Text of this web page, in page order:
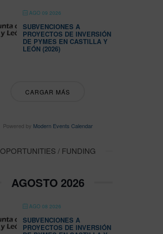
AGO 09 2026
SUBVENCIONES A
PROYECTOS DE INVERSIÓN
DE PYMES EN CASTILLA Y
LEÓN (2026)
CARGAR MÁS
Powered by Modern Events Calendar
OPORTUNITIES / FUNDING
AGOSTO 2026
AGO 08 2026
SUBVENCIONES A
PROYECTOS DE INVERSIÓN